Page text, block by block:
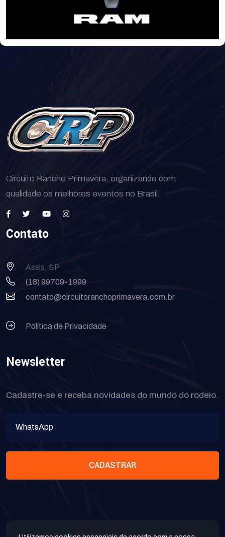
Circuito Rancho Primavera, organizando com
qualidade os melhores eventos no Brasil.
Contato
Assis, SP
(18) 99709-1999
contato@circuitoranchoprimavera.com.br
Política de Privacidade
Newsletter
Cadastre-se e receba novidades do mundo do rodeio.
CADASTRAR